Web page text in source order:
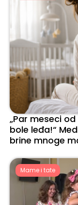
„Par meseci
bole leđa!“
brine mnoge
Mame i tate